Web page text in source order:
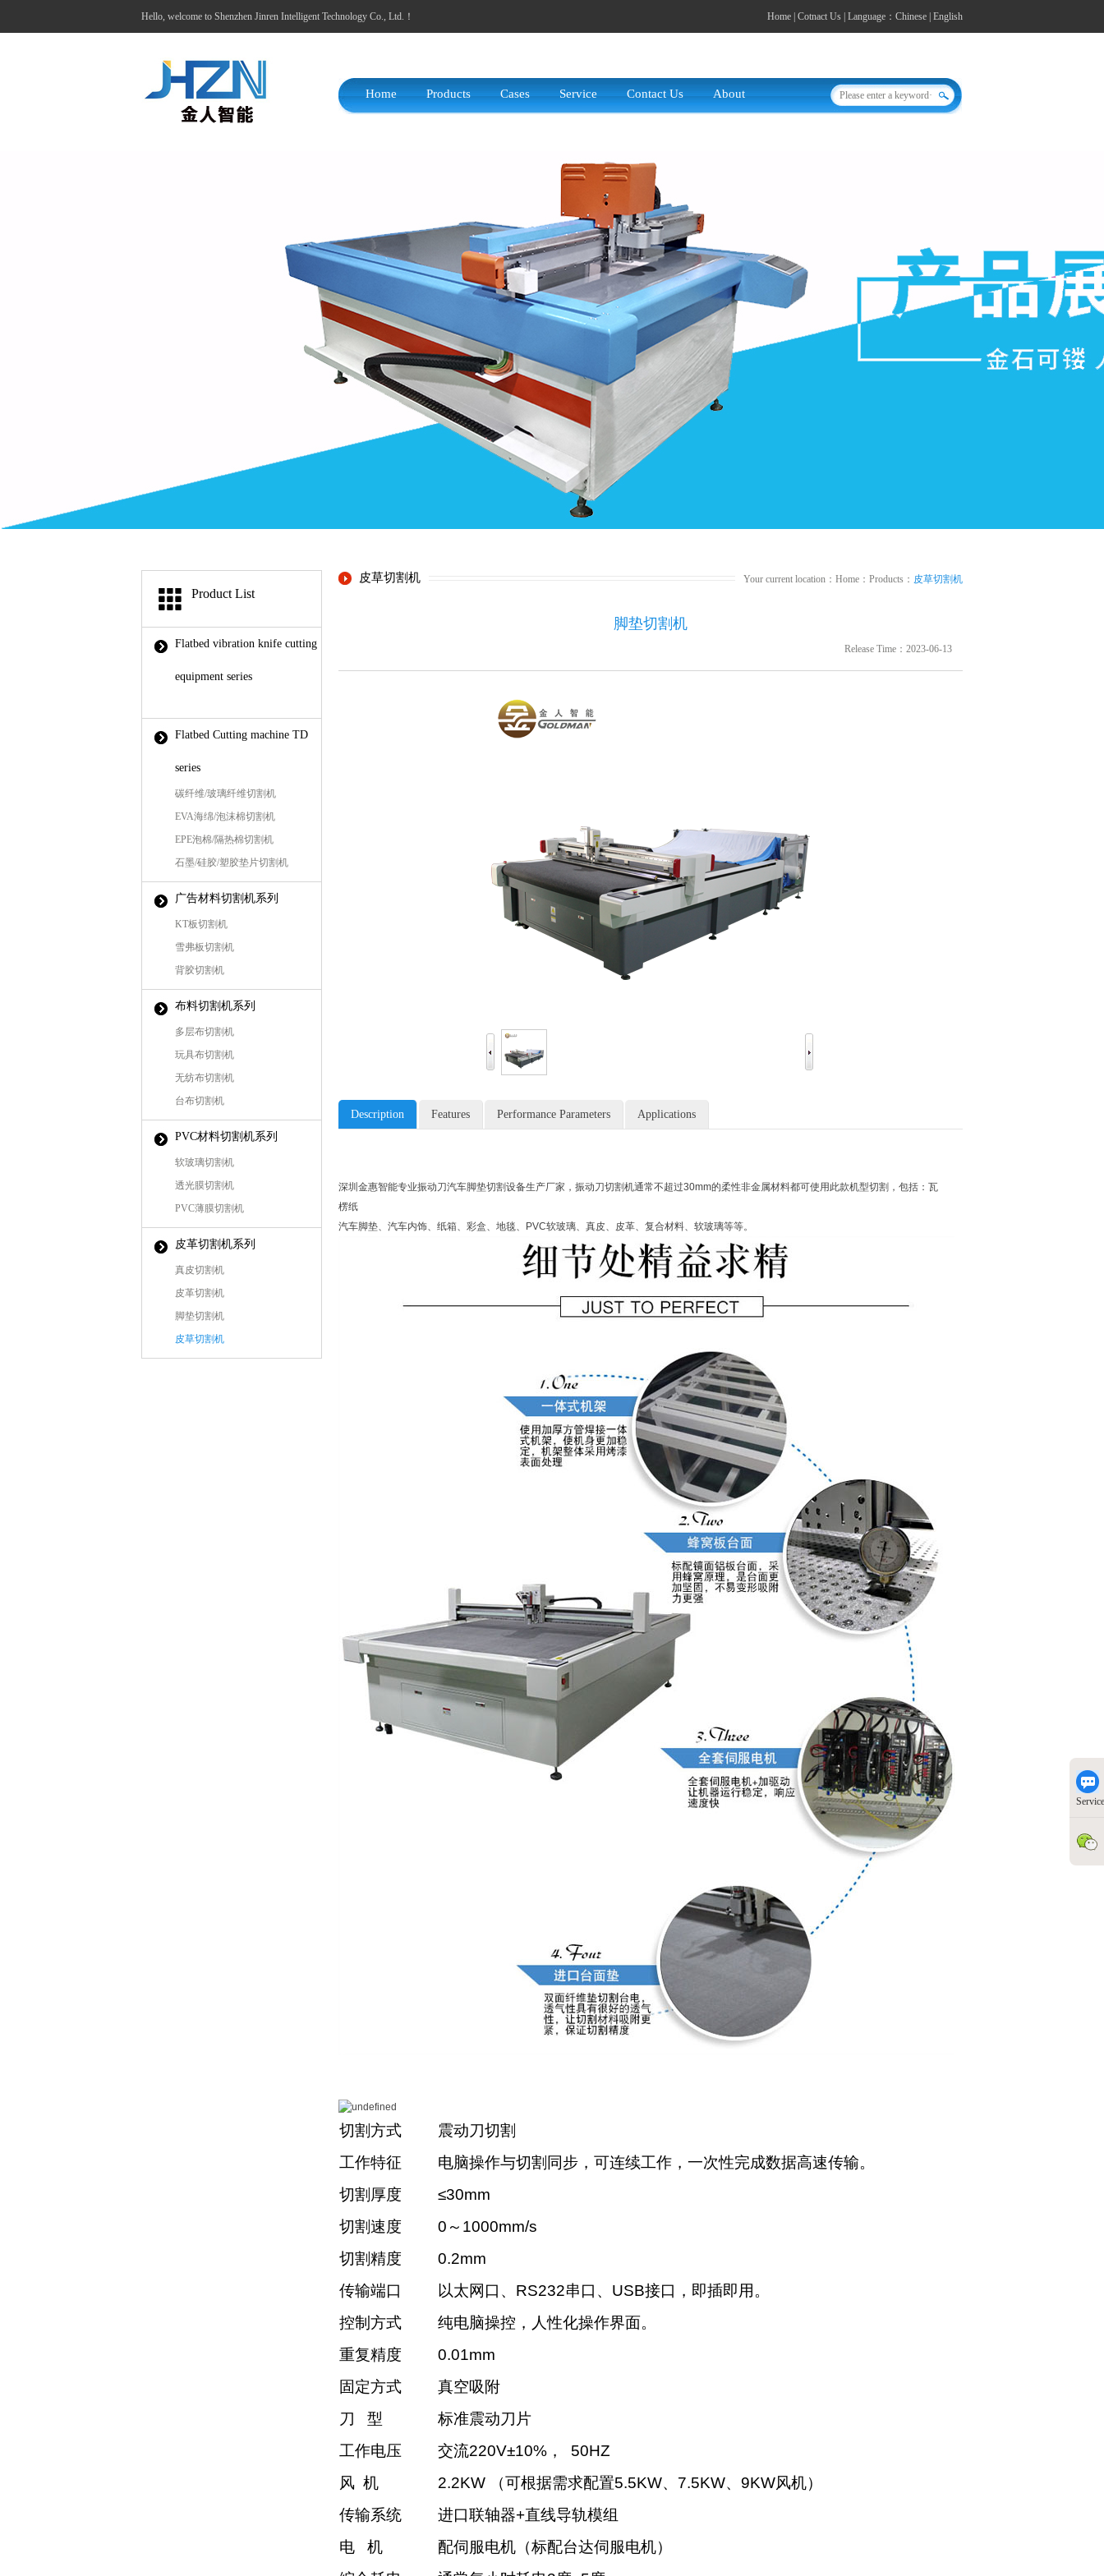
Hello, welcome to Shenzhen Jinren Intelligent Technology Co., Ltd.！ Home Cotnact Us | Language： Chinese English
Home Products Cases Service Contact Us About
Product List
Flatbed vibration knife cutting
equipment series
Flatbed Cutting machine TD
series
碳纤维/玻璃纤维切割机
EVA海绵/泡沫棉切割机
EPE泡棉/隔热棉切割机
石墨/硅胶/塑胶垫片切割机
广告材料切割机系列
KT板切割机
雪弗板切割机
背胶切割机
布料切割机系列
多层布切割机
玩具布切割机
无纺布切割机
台布切割机
PVC材料切割机系列
软玻璃切割机
透光膜切割机
PVC薄膜切割机
皮革切割机系列
真皮切割机
皮革切割机
脚垫切割机
皮草切割机
皮草切割机 Your current location： Home ： Products ： 皮草切割机
脚垫切割机
Release Time：2023-06-13
Description Features Performance Parameters Applications
深圳金惠智能专业振动刀汽车脚垫切割设备生产厂家，振动刀切割机通常不超过30mm的柔性非金属材料都可使用此款机型切割，包括：瓦
楞纸
汽车脚垫、汽车内饰、纸箱、彩盒、地毯、PVC软玻璃、真皮、皮革、复合材料、软玻璃等等。
切割方式
震动刀切割
工作特征
电脑操作与切割同步，可连续工作，一次性完成数据高速传输。
切割厚度
≤30mm
切割速度
0～1000mm/s
切割精度
0.2mm
传输端口
以太网口、RS232串口、USB接口，即插即用。
控制方式
纯电脑操控，人性化操作界面。
重复精度
0.01mm
固定方式
真空吸附
刀 型
标准震动刀片
工作电压
交流220V±10%， 50HZ
风 机
2.2KW （可根据需求配置5.5KW、7.5KW、9KW风机）
传输系统
进口联轴器+直线导轨模组
电 机
配伺服电机（标配台达伺服电机）
Service